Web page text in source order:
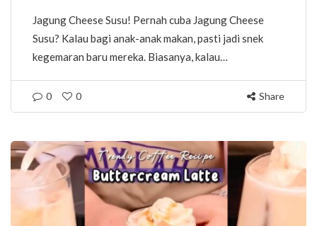
Jagung Cheese Susu! Pernah cuba Jagung Cheese
Susu? Kalau bagi anak-anak makan, pasti jadi snek
kegemaran baru mereka. Biasanya, kalau…
0 0 Share